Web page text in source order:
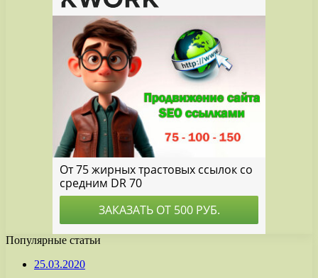
Популярные статьи
25.03.2020